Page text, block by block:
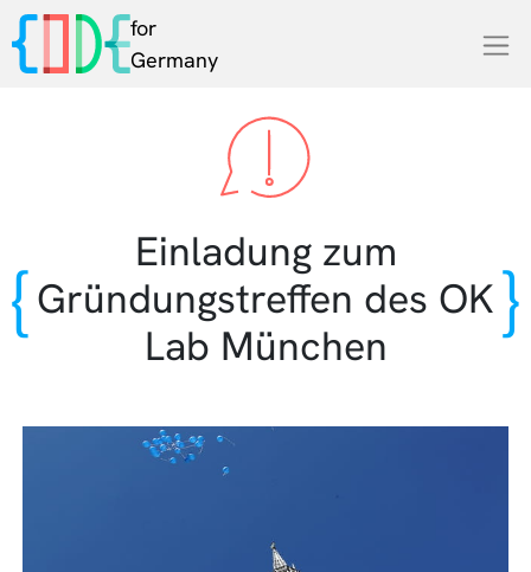
for
Germany
Einladung zum
Gründungstreffen des OK
Lab München